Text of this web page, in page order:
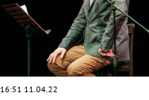
16:51 11.04.22